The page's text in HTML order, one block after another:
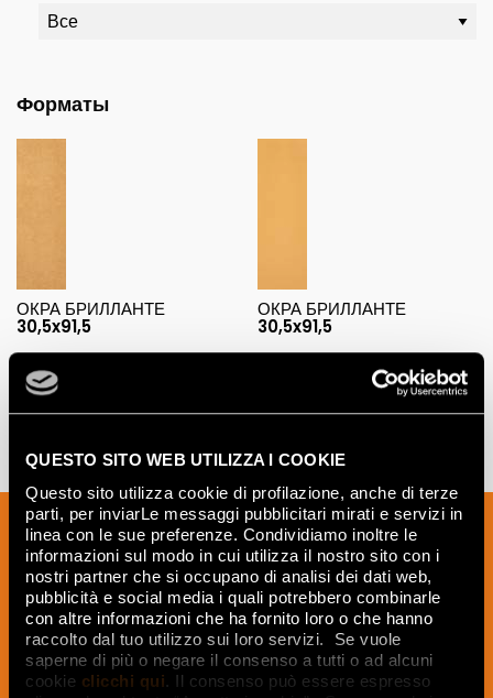
QUESTO SITO WEB UTILIZZA I COOKIE
Questo sito utilizza cookie di profilazione, anche di terze
parti, per inviarLe messaggi pubblicitari mirati e servizi in
linea con le sue preferenze. Condividiamo inoltre le
informazioni sul modo in cui utilizza il nostro sito con i
nostri partner che si occupano di analisi dei dati web,
pubblicità e social media i quali potrebbero combinarle
con altre informazioni che ha fornito loro o che hanno
raccolto dal tuo utilizzo sui loro servizi. Se vuole
saperne di più o negare il consenso a tutti o ad alcuni
cookie clicchi qui. Il consenso può essere espresso
Форматы
ОКРА БРИЛЛАНТЕ
30,5x91,5
ОКРА БРИЛЛАНТЕ
30,5x91,5
Подпишитесь на нашу рассылку, чтобы
получать новости, обновления и
креативные идеи из мира керамики и
дизайна интерьера.